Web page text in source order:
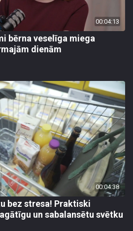
00:04:13
bērna veselīga miega
dienām
00:04:38
bez stresa! Praktiski
un sabalansētu svētku